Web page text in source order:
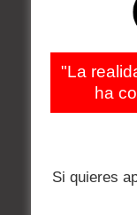
"La
ha
Si quieres